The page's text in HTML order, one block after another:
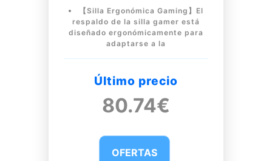
【Silla Ergonómica Gaming】El
respaldo de la silla gamer está
diseñado ergonómicamente para
adaptarse a la
Último precio
80.74€
OFERTAS